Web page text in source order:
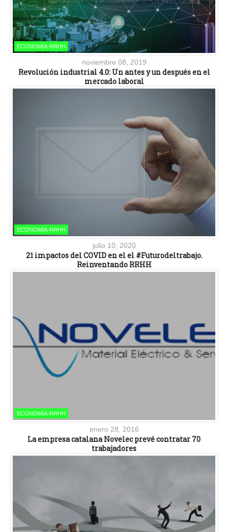
ECONOMÍA-RRHH
noviembre 08, 2019
Revolución industrial 4.0: Un antes y un después en el
mercado laboral
ECONOMÍA-RRHH
julio 10, 2020
21 impactos del COVID en el el #Futurodeltrabajo.
Reinventando RRHH
ECONOMÍA-RRHH
enero 28, 2016
La empresa catalana Novelec prevé contratar 70
trabajadores